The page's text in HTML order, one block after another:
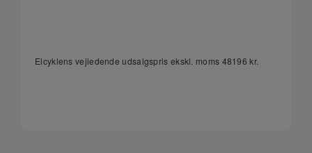
Elcyklens vejledende udsalgspris ekskl. moms 48196kr.